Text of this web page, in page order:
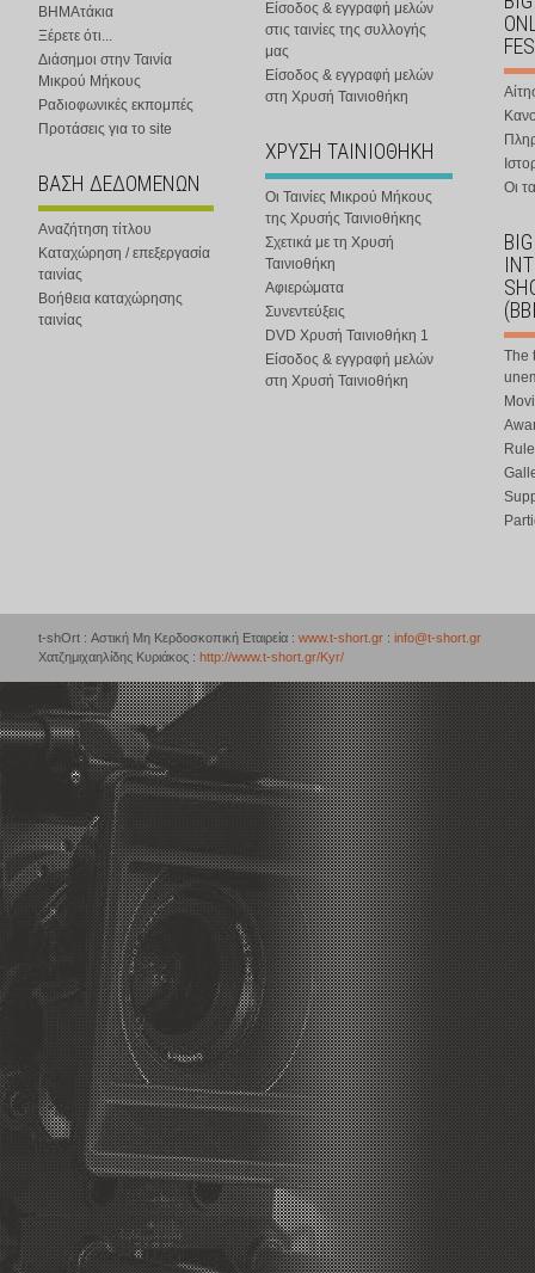
ΒΗΜΑτάκια
Ξέρετε ότι...
Διάσημοι στην Ταινία
Μικρού Μήκους
Ραδιοφωνικές εκπομπές
Προτάσεις για το site
ΒΑΣΗ ΔΕΔΟΜΕΝΩΝ
Αναζήτηση τίτλου
Καταχώρηση / επεξεργασία
ταινίας
Βοήθεια καταχώρησης
ταινίας
Είσοδος & εγγραφή μελών
στις ταινίες της συλλογής
μας
Είσοδος & εγγραφή μελών
στη Χρυσή Ταινιοθήκη
ΧΡΥΣΗ ΤΑΙΝΙΟΘΗΚΗ
Οι Ταινίες Μικρού Μήκους
της Χρυσής Ταινιοθήκης
Σχετικά με τη Χρυσή
Ταινιοθήκη
Αφιερώματα
Συνεντεύξεις
DVD Χρυσή Ταινιοθήκη 1
Είσοδος & εγγραφή μελών
στη Χρυσή Ταινιοθήκη
Οι
The
t-shOrt : Αστική Μη Κερδοσκοπική Εταιρεία : www.t-short.gr : info@t-short.gr
Χατζημιχαηλίδης Κυριάκος : http://www.t-short.gr/Kyr/